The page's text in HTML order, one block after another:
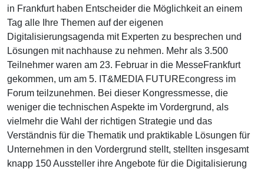
in Frankfurt haben Entscheider die Möglichkeit an einem
Tag alle Ihre Themen auf der eigenen
Digitalisierungsagenda mit Experten zu besprechen und
Lösungen mit nachhause zu nehmen. Mehr als 3.500
Teilnehmer waren am 23. Februar in die MesseFrankfurt
gekommen, um am 5. IT&MEDIA FUTUREcongress im
Forum teilzunehmen. Bei dieser Kongressmesse, die
weniger die technischen Aspekte im Vordergrund, als
vielmehr die Wahl der richtigen Strategie und das
Verständnis für die Thematik und praktikable Lösungen für
Unternehmen in den Vordergrund stellt, stellten insgesamt
knapp 150 Aussteller ihre Angebote für die Digitalisierung